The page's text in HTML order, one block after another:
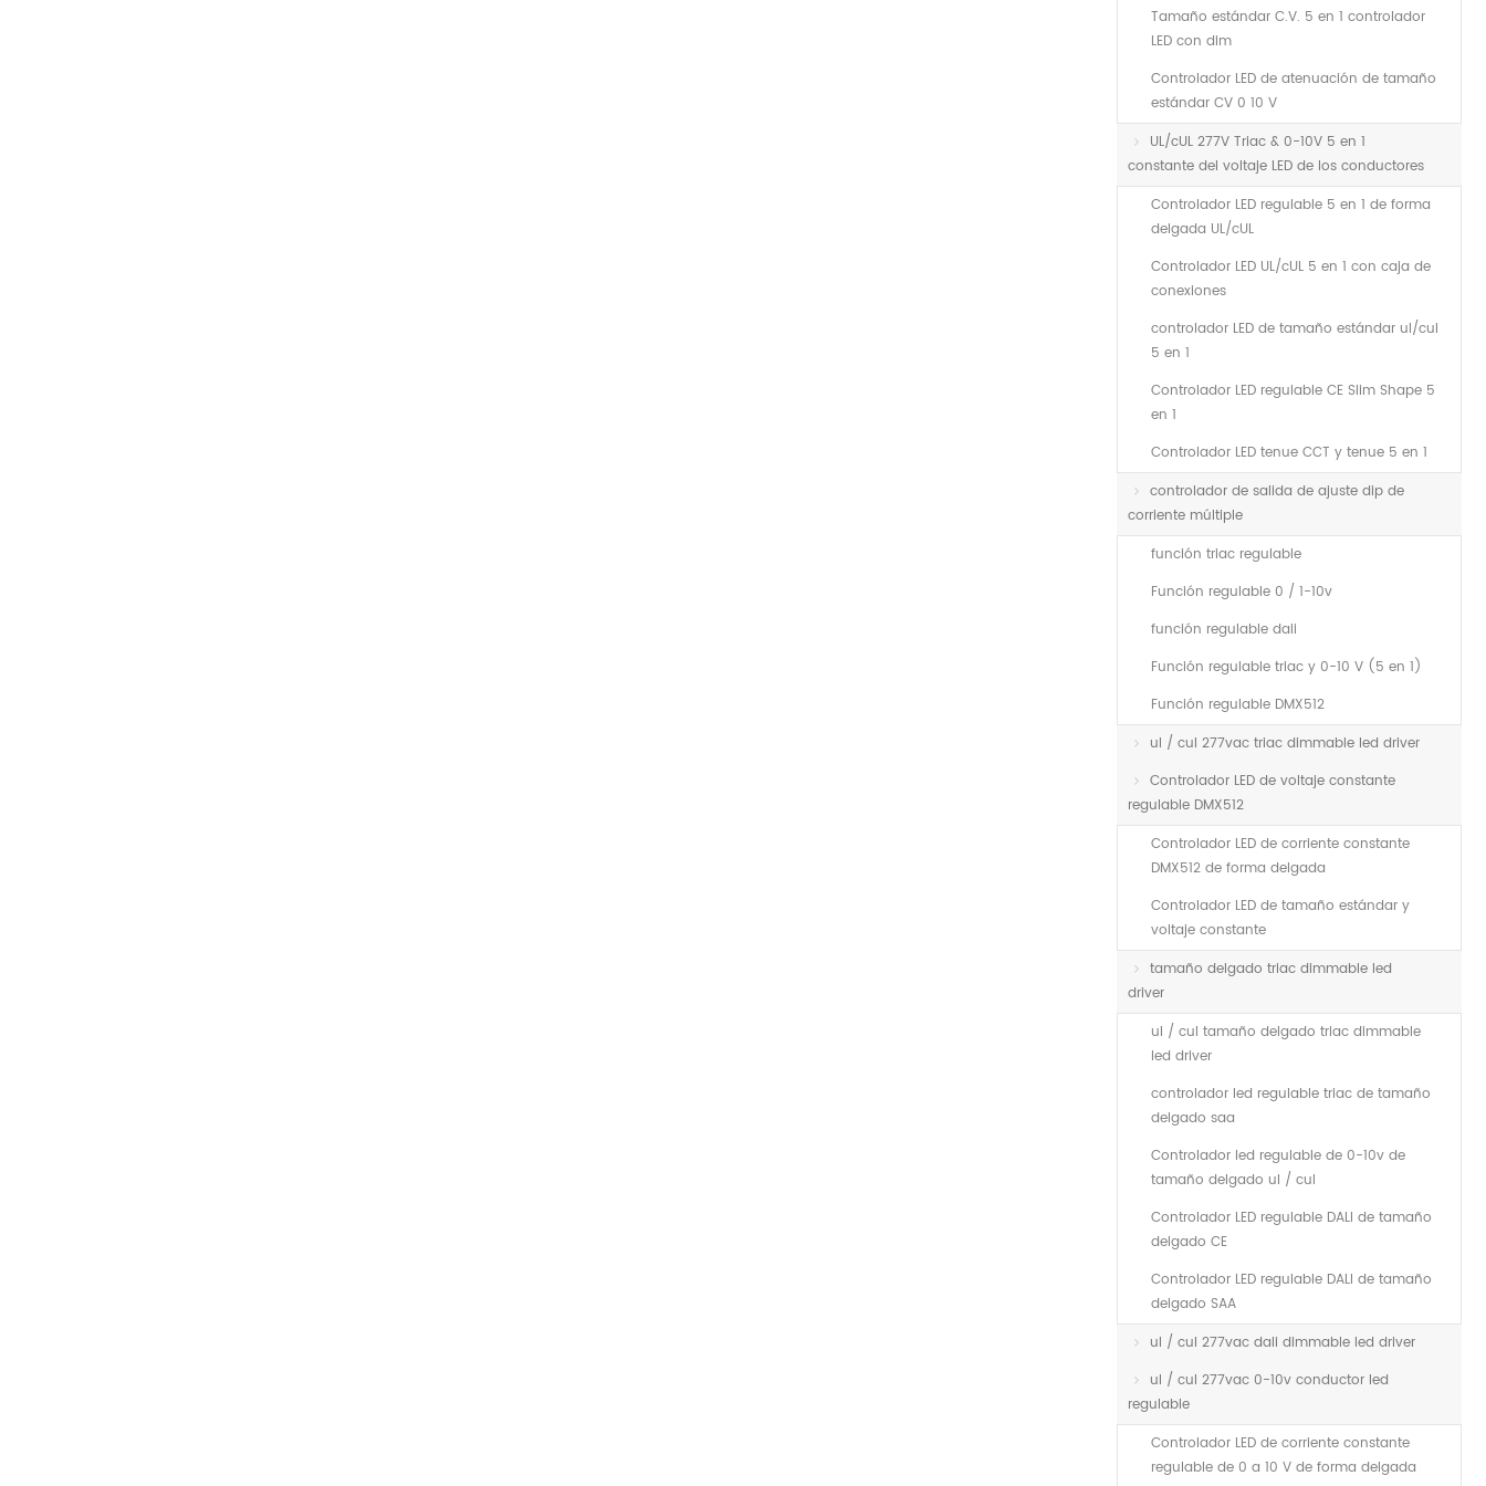
Tamaño estándar C.V. 5 en 1 controlador
LED con dim
Controlador LED de atenuación de tamaño
estándar CV 0 10 V
UL/cUL 277V Triac & 0-10V 5 en 1
constante del voltaje LED de los conductores
Controlador LED regulable 5 en 1 de forma
delgada UL/cUL
Controlador LED UL/cUL 5 en 1 con caja de
conexiones
controlador LED de tamaño estándar ul/cul
5 en 1
Controlador LED regulable CE Slim Shape 5
en 1
Controlador LED tenue CCT y tenue 5 en 1
controlador de salida de ajuste dip de
corriente múltiple
función triac regulable
Función regulable 0 / 1-10v
función regulable dali
Función regulable triac y 0-10 V (5 en 1)
Función regulable DMX512
ul / cul 277vac triac dimmable led driver
Controlador LED de voltaje constante
regulable DMX512
Controlador LED de corriente constante
DMX512 de forma delgada
Controlador LED de tamaño estándar y
voltaje constante
tamaño delgado triac dimmable led
driver
ul / cul tamaño delgado triac dimmable
led driver
controlador led regulable triac de tamaño
delgado saa
Controlador led regulable de 0-10v de
tamaño delgado ul / cul
Controlador LED regulable DALI de tamaño
delgado CE
Controlador LED regulable DALI de tamaño
delgado SAA
ul / cul 277vac dali dimmable led driver
ul / cul 277vac 0-10v conductor led
regulable
Controlador LED de corriente constante
regulable de 0 a 10 V de forma delgada